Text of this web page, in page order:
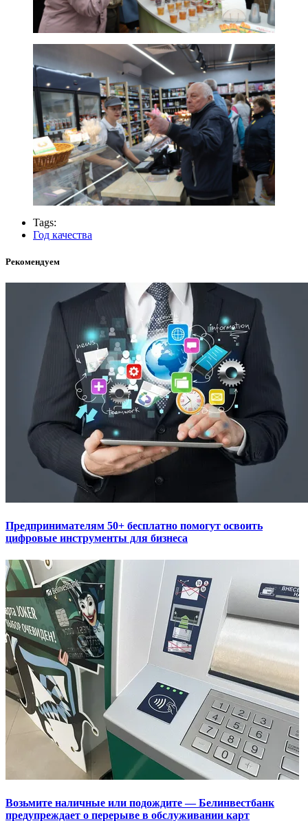
Tags:
Год качества
Рекомендуем
Предпринимателям 50+ бесплатно помогут освоить
цифровые инструменты для бизнеса
Возьмите наличные или подождите — Белинвестбанк
предупреждает о перерыве в обслуживании карт